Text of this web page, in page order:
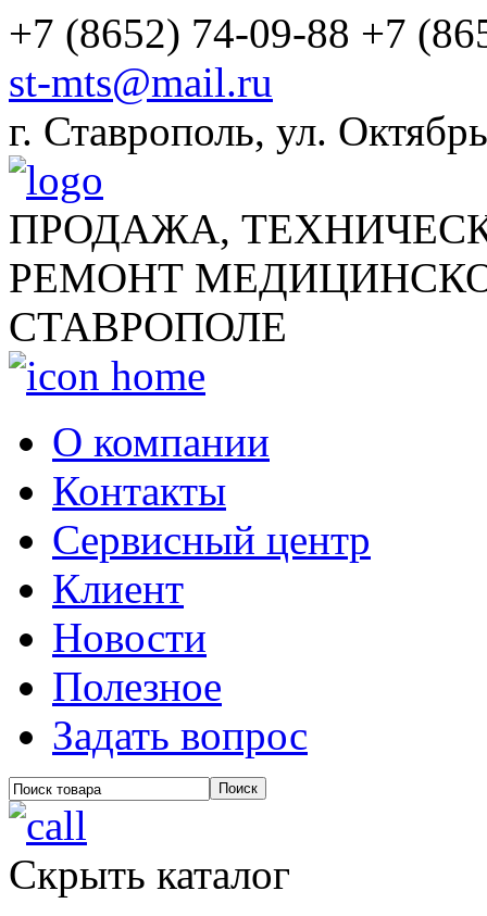
+7 (8652) 74-09-88 +7
st-mts@mail.ru
г. Ставрополь, ул.
ПРОДАЖА,
РЕМОНТ
СТАВРОПОЛЕ
О компании
Контакты
Сервисный центр
Клиент
Новости
Полезное
Задать вопрос
Скрыть каталог